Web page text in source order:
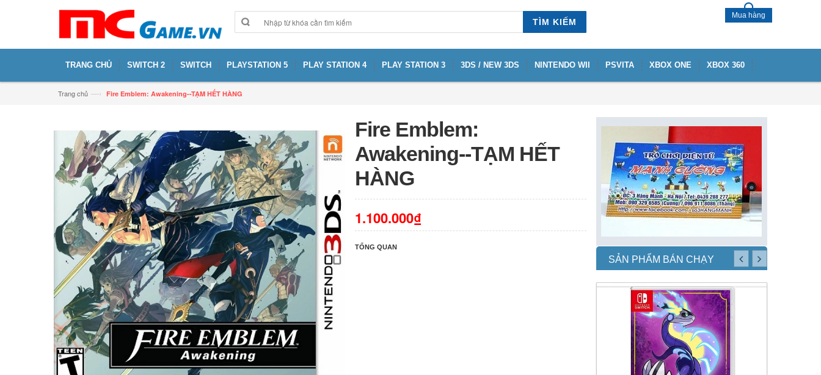
TÌM KIẾM
Mua hàng
TRANG CHỦ SWITCH 2 SWITCH PLAYSTATION 5 PLAY STATION 4 PLAY STATION 3 3DS / NEW 3DS NINTENDO WII PSVITA XBOX ONE XBOX 360
Trang chủ —› Fire Emblem: Awakening--TẠM HẾT HÀNG
Fire Emblem:
Awakening--TẠM HẾT
HÀNG
1.100.000₫
TỔNG QUAN
SẢN PHẨM BÁN CHẠY